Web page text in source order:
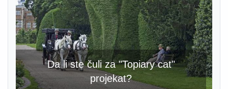
Da li ste čuli za "Topiary cat"
projekat?